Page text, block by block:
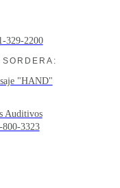
329-2200
"HAND"
Auditivos
3323